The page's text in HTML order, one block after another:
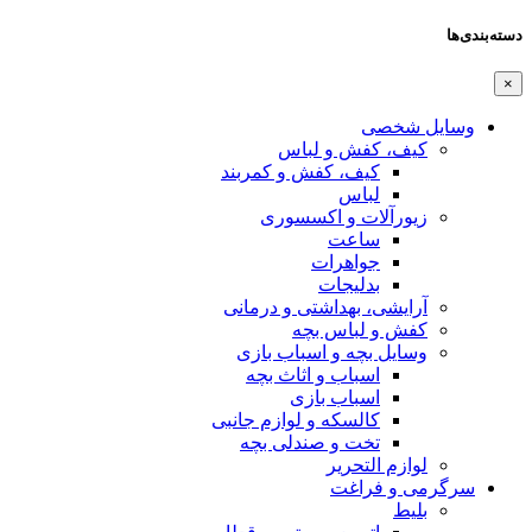
دسته‌بندی‌ها
×
وسایل شخصی
کیف، کفش و لباس
کیف، کفش و کمربند
لباس
زیورآلات و اکسسوری
ساعت
جواهرات
بدلیجات
آرایشی، بهداشتی و درمانی
کفش و لباس بچه
وسایل بچه و اسباب بازی
اسباب و اثاث بچه
اسباب بازی
کالسکه و لوازم جانبی
تخت و صندلی بچه
لوازم التحریر
سرگرمی و فراغت
بلیط